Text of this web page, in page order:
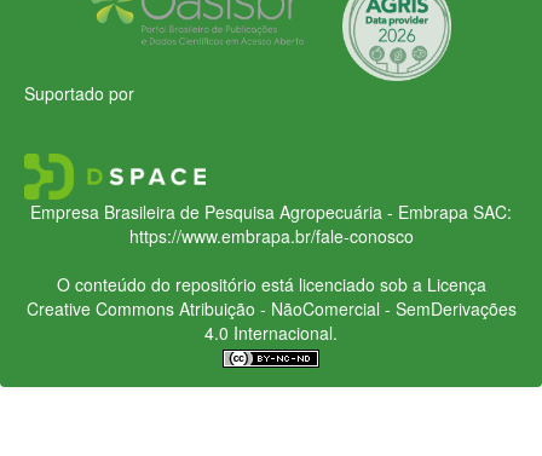
Suportado por
Empresa Brasileira de Pesquisa Agropecuária - Embrapa SAC:
https://www.embrapa.br/fale-conosco
O conteúdo do repositório está licenciado sob a Licença
Creative CommonsAtribuição - NãoComercial - SemDerivações
4.0 Internacional.